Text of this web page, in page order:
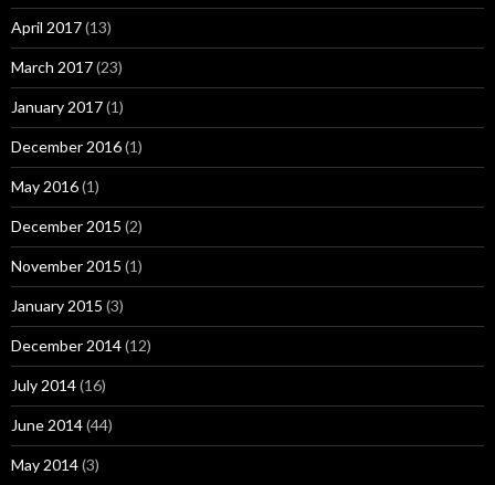
April 2017(13)
March 2017(23)
January 2017(1)
December 2016(1)
May 2016(1)
December 2015 (2)
November 2015 (1)
January 2015 (3)
December 2014(12)
July 2014(16)
June 2014(44)
May 2014(3)